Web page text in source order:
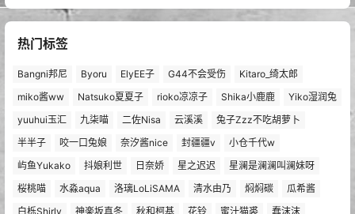
热门标签
Bangni邦尼 Byoru ElyEE子 G44不会受伤
Kitaro_绮太郎
miko酱ww
Natsuko夏夏子 rioko凉凉子 Shika小鹿鹿
Yiko湿润兔
yuuhui玉汇
九柒喵 二佐Nisa 云溪溪
兔子Zzz不吃胡萝卜
半半子
咬一口兔娘 奈汐酱nice 封疆疆v
小仓千代w
屿鱼Yukako
抖娘利世 日奈娇 星之迟迟
星澜是澜澜叫澜妹呀
桜桃喵
水淼aqua 洛璃LoLiSAMA 清水由乃 焖焖碳
瓜希酱
白栎Shirly
神楽坂真冬 秋和柯基 花铃 蜜汁猫裘
蠢沫沫